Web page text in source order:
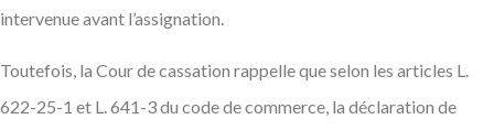
intervenue avant l’assignation.
Toutefois, la Cour de cassation rappelle que selon les articles L.
622-25-1 et L. 641-3 du code de commerce, la déclaration de